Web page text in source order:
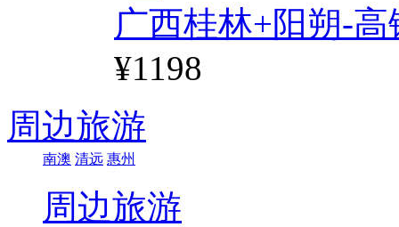
广西桂林+阳朔-高
¥1198
周边旅游
南澳 清远 惠州
周边旅游